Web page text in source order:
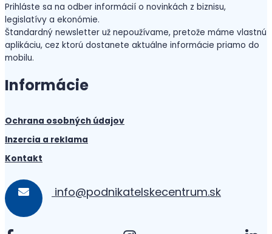
Prihláste sa na odber informácií o novinkách z biznisu,
legislatívy a ekonómie.
Štandardný newsletter už nepoužívame, pretože máme vlastnú
aplikáciu, cez ktorú dostanete aktuálne informácie priamo do
mobilu.
Informácie
Ochrana osobných údajov
Inzercia a reklama
Kontakt
info@podnikatelskecentrum.sk